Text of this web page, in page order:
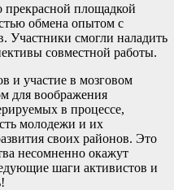
прекрасной площадкой
обмена опытом с
Участники смогли наладить
совместной работы.
и участие в мозговом
для воображения
в процессе,
молодежи и их
своих районов. Это
несомненно окажут
шаги активистов и